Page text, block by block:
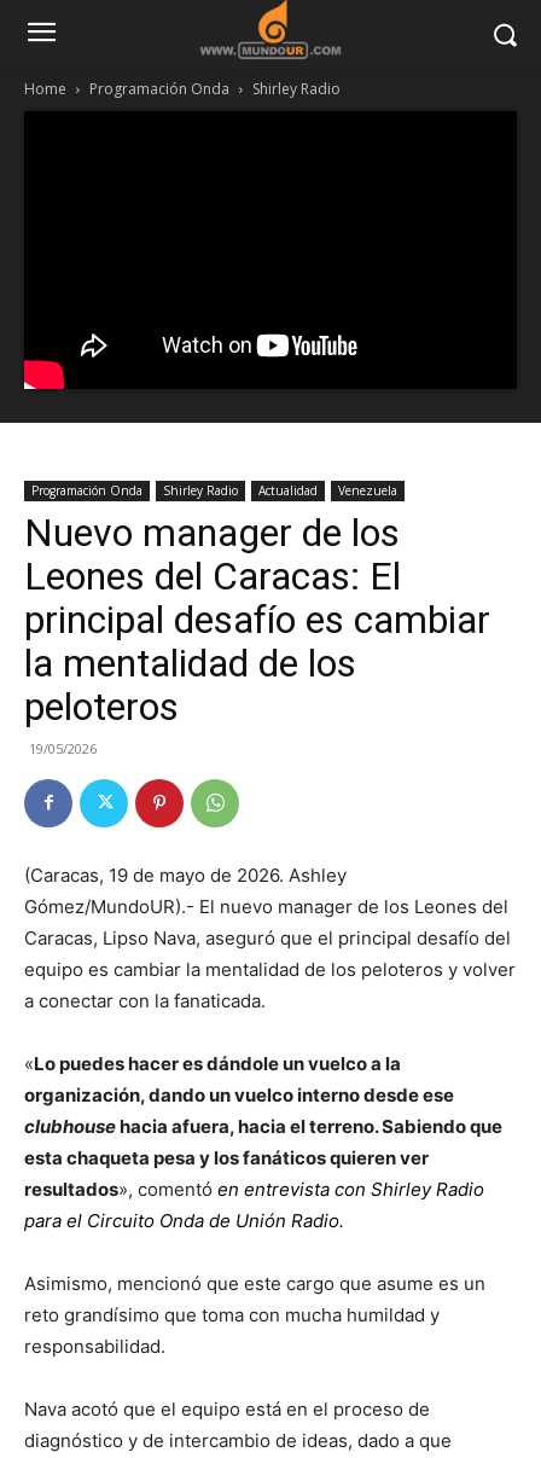
Home Programación Onda Shirley Radio
Programación Onda Shirley Radio Actualidad Venezuela
Nuevo manager de los
Leones del Caracas: El
principal desafío es cambiar
la mentalidad de los
peloteros
19/05/2026
(Caracas, 19 de mayo de 2026. Ashley
Gómez/MundoUR).- El nuevo manager de los Leones del
Caracas, Lipso Nava, aseguró que el principal desafío del
equipo es cambiar la mentalidad de los peloteros y volver
a conectar con la fanaticada.
«Lo puedes hacer es dándole un vuelco a la
organización, dando un vuelco interno desde ese
clubhousehacia afuera, hacia el terreno. Sabiendo que
esta chaqueta pesa y los fanáticos quieren ver
resultados», comentó en entrevista con Shirley Radio
para el Circuito Onda de Unión Radio.
Asimismo, mencionó que este cargo que asume es un
reto grandísimo que toma con mucha humildad y
responsabilidad.
Nava acotó que el equipo está en el proceso de
diagnóstico y de intercambio de ideas, dado a que